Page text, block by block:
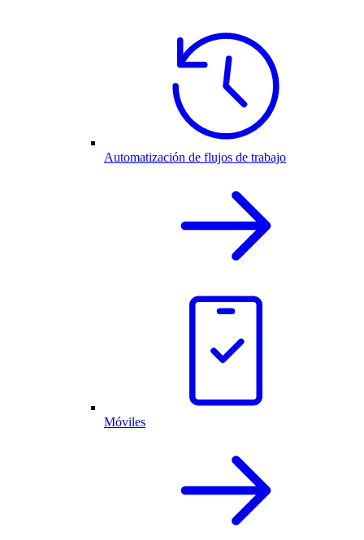
Automatización de flujos de trabajo
Móviles